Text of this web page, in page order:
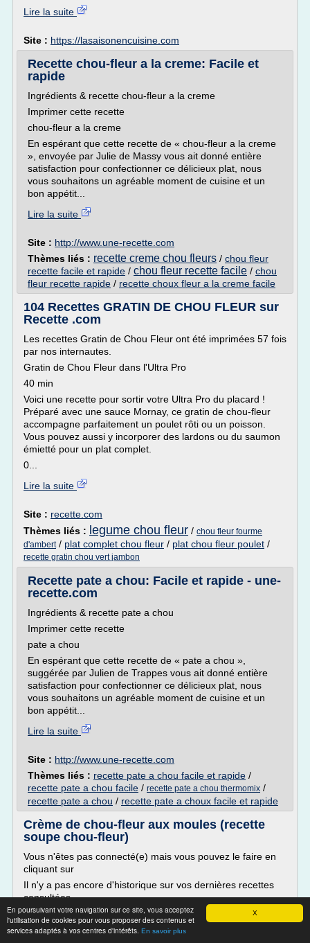
X
En poursuivant votre navigation sur ce site, vous acceptez
l'utilisation de cookies pour vous proposer des contenus et
services adaptés à vos centres d'intérêts. En savoir plus
Lire la suite
Site : https://lasaisonencuisine.com
Recette chou-fleur a la creme: Facile et
rapide
Ingrédients & recette chou-fleur a la creme
Imprimer cette recette
chou-fleur a la creme
En espérant que cette recette de « chou-fleur a la creme
», envoyée par Julie de Massy vous ait donné entière
satisfaction pour confectionner ce délicieux plat, nous
vous souhaitons un agréable moment de cuisine et un
bon appétit...
Lire la suite
Site : http://www.une-recette.com
Thèmes liés : recette creme chou fleurs / chou fleur
recette facile et rapide / chou fleur recette facile / chou
fleur recette rapide / recette choux fleur a la creme facile
104 Recettes GRATIN DE CHOU FLEUR sur
Recette .com
Les recettes Gratin de Chou Fleur ont été imprimées 57 fois
par nos internautes.
Gratin de Chou Fleur dans l'Ultra Pro
40 min
Voici une recette pour sortir votre Ultra Pro du placard !
Préparé avec une sauce Mornay, ce gratin de chou-fleur
accompagne parfaitement un poulet rôti ou un poisson.
Vous pouvez aussi y incorporer des lardons ou du saumon
émietté pour un plat complet.
0...
Lire la suite
Site : recette.com
Thèmes liés : legume chou fleur / chou fleur fourme
d'ambert/ plat complet chou fleur / plat chou fleur poulet /
recette gratin chou vert jambon
Recette pate a chou: Facile et rapide - une-
recette.com
Ingrédients & recette pate a chou
Imprimer cette recette
pate a chou
En espérant que cette recette de « pate a chou »,
suggérée par Julien de Trappes vous ait donné entière
satisfaction pour confectionner ce délicieux plat, nous
vous souhaitons un agréable moment de cuisine et un
bon appétit...
Lire la suite
Site : http://www.une-recette.com
Thèmes liés : recette pate a chou facile et rapide /
recette pate a chou facile / recette pate a chou thermomix /
recette pate a chou / recette pate a choux facile et rapide
Crème de chou-fleur aux moules (recette
soupe chou-fleur)
Vous n'êtes pas connecté(e) mais vous pouvez le faire en
cliquant sur
Il n'y a pas encore d'historique sur vos dernières recettes
consultées.
Crème de chou-fleur aux moules
Ajouter la recette à mes favorites